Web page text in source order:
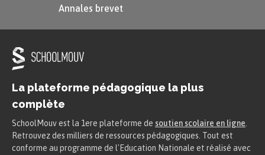
Annales brevet
La plateforme pédagogique la plus
complète
SchoolMouv est la 1ere plateforme de soutien scolaire en ligne
Retrouvez des milliers de ressources pédagogiques. Tout est
conforme au programme de l'Education Nationale et réalisé avec